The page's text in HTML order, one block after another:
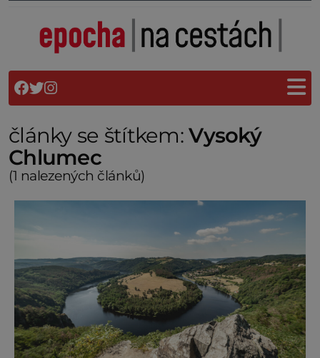
články se štítkem:Vysoký
Chlumec
(1 nalezených článků)